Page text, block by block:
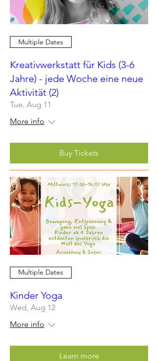
Multiple Dates
Kreativwerkstatt für Kids (3-6
Jahre) - jede Woche eine neue
Aktivität (2)
Tue, Aug 11
More info
Buy Tickets
Multiple Dates
Kinder Yoga
Wed, Aug 12
More info
Learn more